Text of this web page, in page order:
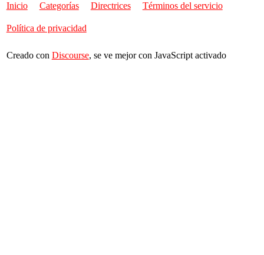
Inicio Categorías Directrices Términos del servicio
Política de privacidad
Creado con Discourse, se ve mejor con JavaScript activado